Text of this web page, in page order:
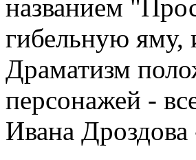
названием
гибельную яму,
Драматизм
персонажей -
Ивана Дроздова